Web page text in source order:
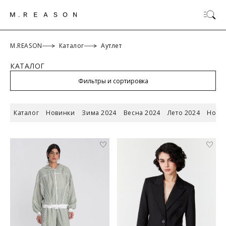
M.REASON Каталог Аутлет
КАТАЛОГ
Фильтры и сортировка
Каталог Новинки Зима 2024 Весна 2024 Лето 2024
ОК